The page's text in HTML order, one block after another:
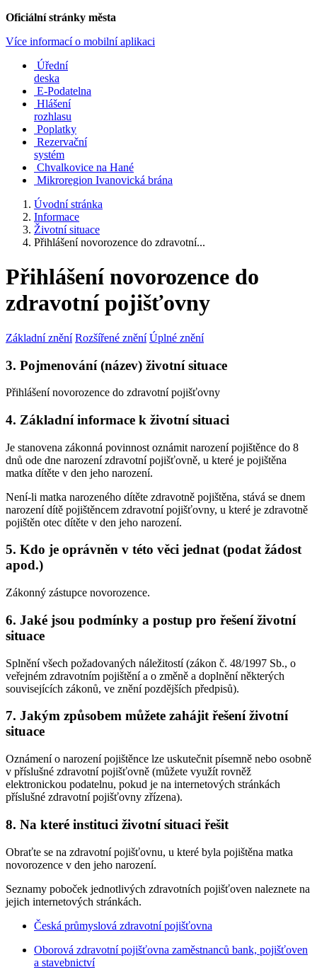
Oficiální stránky města
Více informací o mobilní aplikaci
Úřední
deska
E-Podatelna
Hlášení
rozhlasu
Poplatky
Rezervační
systém
Chvalkovice na Hané
Mikroregion Ivanovická brána
Úvodní stránka
Informace
Životní situace
Přihlášení novorozence do zdravotní...
Přihlášení novorozence do
zdravotní pojišťovny
Základní znění Rozšířené znění Úplné znění
3. Pojmenování (název) životní situace
Přihlášení novorozence do zdravotní pojišťovny
4. Základní informace k životní situaci
Je stanovena zákonná povinnost oznámit narození pojištěnce do 8
dnů ode dne narození zdravotní pojišťovně, u které je pojištěna
matka dítěte v den jeho narození.
Není-li matka narozeného dítěte zdravotně pojištěna, stává se dnem
narození dítě pojištěncem zdravotní pojišťovny, u které je zdravotně
pojištěn otec dítěte v den jeho narození.
5. Kdo je oprávněn v této věci jednat (podat žádost
apod.)
Zákonný zástupce novorozence.
6. Jaké jsou podmínky a postup pro řešení životní
situace
Splnění všech požadovaných náležitostí (zákon č. 48/1997 Sb., o
veřejném zdravotním pojištění a o změně a doplnění některých
souvisejících zákonů, ve znění pozdějších předpisů).
7. Jakým způsobem můžete zahájit řešení životní
situace
Oznámení o narození pojištěnce lze uskutečnit písemně nebo osobně
v příslušné zdravotní pojišťovně (můžete využít rovněž
elektronickou podatelnu, pokud je na internetových stránkách
příslušné zdravotní pojišťovny zřízena).
8. Na které instituci životní situaci řešit
Obraťte se na zdravotní pojišťovnu, u které byla pojištěna matka
novorozence v den jeho narození.
Seznamy poboček jednotlivých zdravotních pojišťoven naleznete na
jejich internetových stránkách.
Česká průmyslová zdravotní pojišťovna
Oborová zdravotní pojišťovna zaměstnanců bank, pojišťoven
a stavebnictví